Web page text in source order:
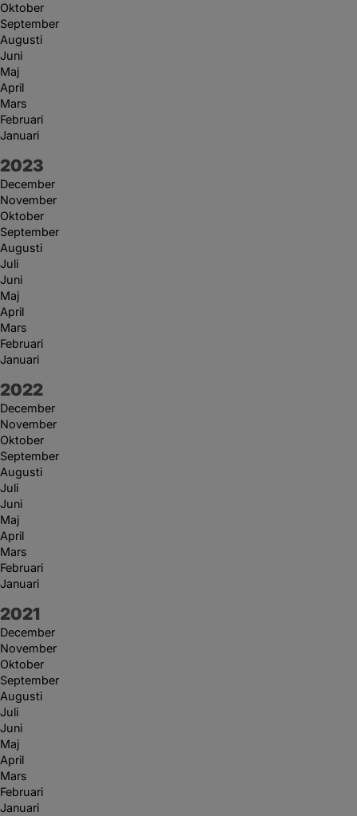
Oktober
September
Augusti
Juni
Maj
April
Mars
Februari
Januari
År:
2023
December
November
Oktober
September
Augusti
Juli
Juni
Maj
April
Mars
Februari
Januari
År:
2022
December
November
Oktober
September
Augusti
Juli
Juni
Maj
April
Mars
Februari
Januari
År:
2021
December
November
Oktober
September
Augusti
Juli
Juni
Maj
April
Mars
Februari
Januari